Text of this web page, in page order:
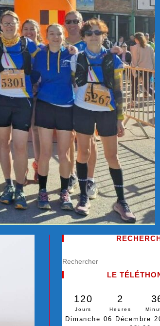
LE
120
Jours
2
Heures
Dimanche 06 Décembre